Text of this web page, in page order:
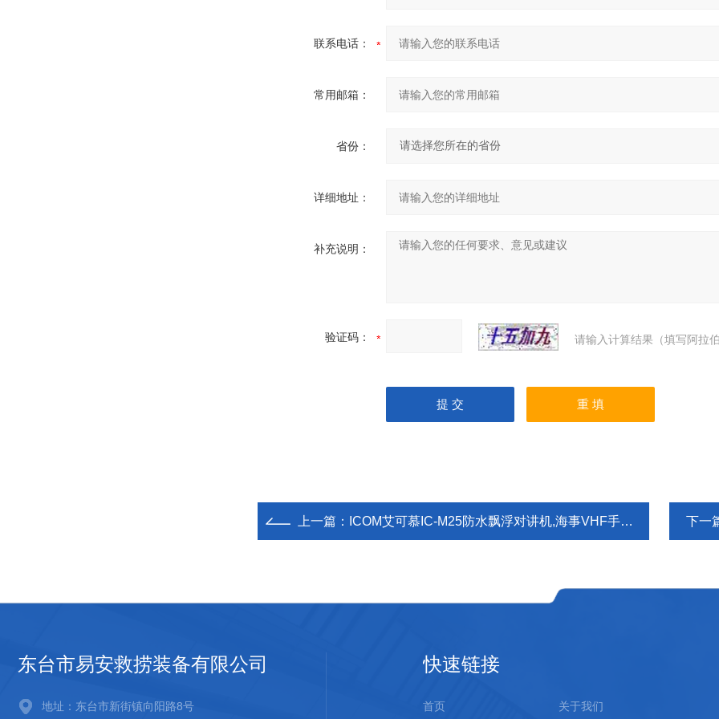
联系电话：
常用邮箱：
省份：
详细地址：
补充说明：
验证码： 请输入计算结果（填写阿拉
上一篇： ICOM艾可慕IC-M25防水飘浮对讲机,海事VHF手持对讲机 下一
东台市易安救捞装备有限公司
地址：东台市新街镇向阳路8号
快速链接
首页 关于我们